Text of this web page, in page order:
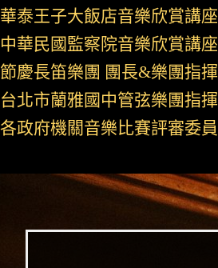
華泰王子大飯店音樂欣賞講座
中華民國監察院音樂欣賞講座
節慶長笛樂團 團長&樂團指揮
台北市蘭雅國中管弦樂團指揮
各政府機關音樂比賽評審委員